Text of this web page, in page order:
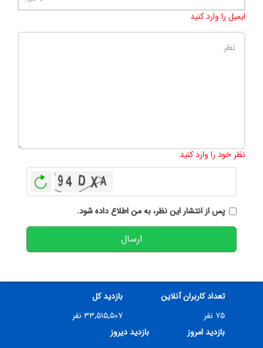
ایمیل را وارد کنید
نظر خود را وارد کنید
پس از انتشار این نظر، به من اطلاع داده شود.
ارسال
تعداد کاربران آنلاین
۷۵ نفر
بازدید کل
۳۳,۵۱۵,۵۰۷ نفر
بازدید امروز
بازدید دیروز